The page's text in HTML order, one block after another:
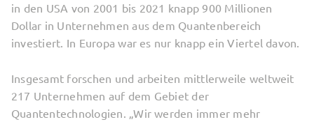
in den USA von 2001 bis 2021 knapp 900 Millionen
Dollar in Unternehmen aus dem Quantenbereich
investiert. In Europa war es nur knapp ein Viertel davon.
Insgesamt forschen und arbeiten mittlerweile weltweit
217 Unternehmen auf dem Gebiet der
Quantentechnologien. „Wir werden immer mehr